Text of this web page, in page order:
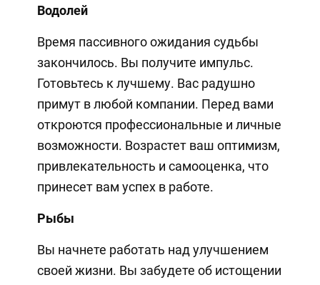
Водолей
Время пассивного ожидания судьбы
закончилось. Вы получите импульс.
Готовьтесь к лучшему. Вас радушно
примут в любой компании. Перед вами
откроются профессиональные и личные
возможности. Возрастет ваш оптимизм,
привлекательность и самооценка, что
принесет вам успех в работе.
Рыбы
Вы начнете работать над улучшением
своей жизни. Вы забудете об истощении